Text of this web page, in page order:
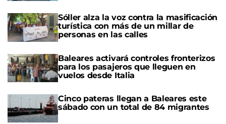
Sóller alza la voz contra la masificación
turística con más de un millar de
personas en las calles
Baleares activará controles fronterizos
para los pasajeros que lleguen en
vuelos desde Italia
Cinco pateras llegan a Baleares este
sábado con un total de 84 migrantes